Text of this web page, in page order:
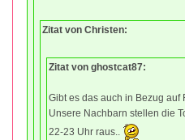
Zitat von Christen:
Zitat von ghostcat87:
Gibt es das auch in Bezug auf
Unsere Nachbarn stellen die
22-23 Uhr raus..